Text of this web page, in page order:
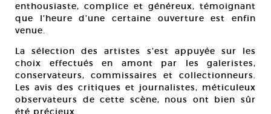
enthousiaste, complice et généreux, témoignant
que l’heure d’une certaine ouverture est enfin
venue.
La sélection des artistes s’est appuyée sur les
choix effectués en amont par les galeristes,
conservateurs, commissaires et collectionneurs.
Les avis des critiques et journalistes, méticuleux
observateurs de cette scène, nous ont bien sûr
été précieux.